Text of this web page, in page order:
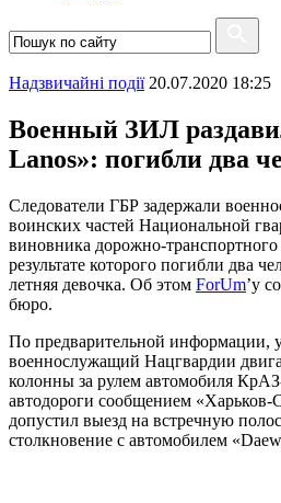
Надзвичайні події 20.07.2020 18:25
Военный ЗИЛ
Lanos»: погибли два
Следователи ГБР задержали
воинских частей Национальной
виновника дорожно-
результате которого погибли два
летняя девочка. Об этом ForUm’у
бюро.
По предварительной информации,
военнослужащий Нацгвардии
колонны за рулем автомобиля
автодороги сообщением
допустил выезд на встречную
столкновение с автомобилем